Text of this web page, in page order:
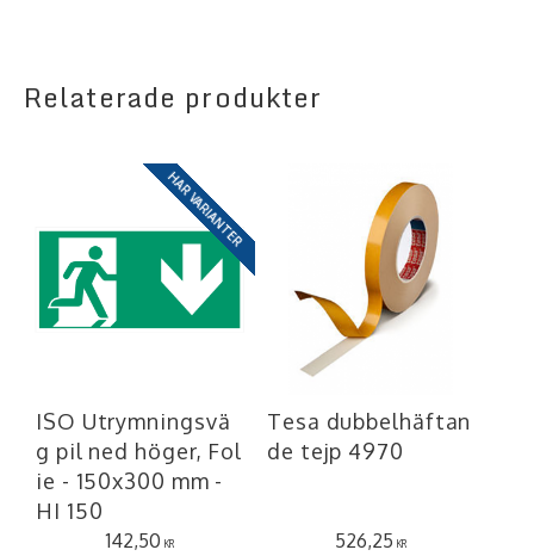
Relaterade produkter
ISO Utrymningsvä
g pil ned höger, Fol
ie - 150x300 mm -
HI 150
142,50 KR
HAR VARIANTER
Tesa dubbelhäftan
de tejp 4970
526,25 KR